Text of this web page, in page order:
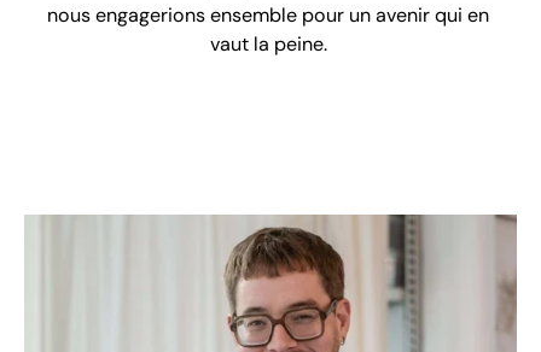
nous engagerions ensemble pour un avenir qui en
vaut la peine.